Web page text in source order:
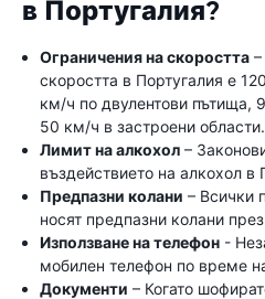
в Португалия?
Ограничения на скоростта
скоростта в Португалия е
км/ч по двулентови пътища,
50 км/ч в застроени области.
Лимит на алкохол –
въздействието на алкохол в
Предпазни колани – Всички
носят предпазни колани
Използване на телефон -
мобилен телефон по време
Документи – Когато